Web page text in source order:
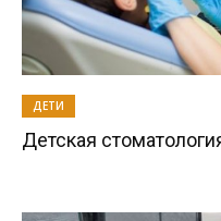
ДЕТИ
Детская